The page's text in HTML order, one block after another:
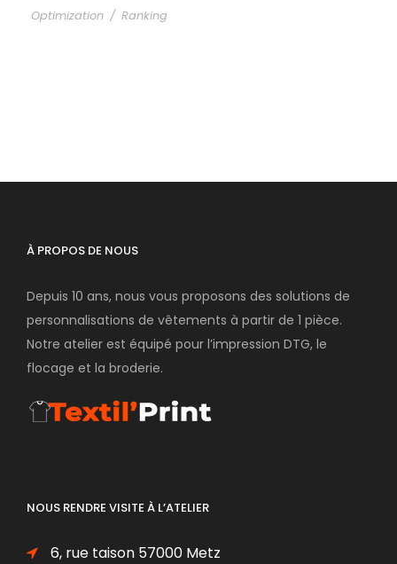
Optimization / Ranking
À PROPOS DE NOUS
Depuis 10 ans, nous vous proposons des solutions de
personnalisations de vêtements à partir de 1 pièce.
Notre atelier est équipé pour l’impression DTG, le
flocage et la broderie.
NOUS RENDRE VISITE À L’ATELIER
6, rue taison 57000 Metz